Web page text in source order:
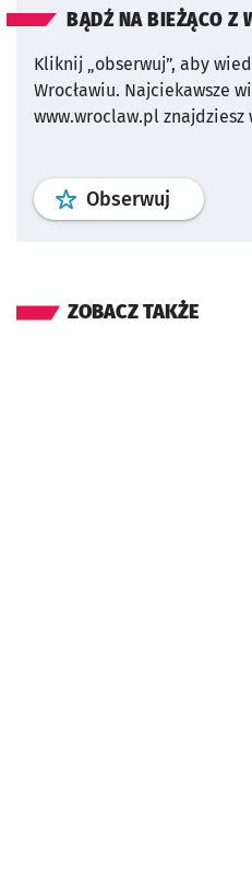
BĄDŹ NA BIEŻĄCO Z
Kliknij „obserwuj”, aby
Wrocławiu. Najciekawsze
www.wroclaw.pl znajdziesz
Obserwuj profil
ZOBACZ TAKŻE